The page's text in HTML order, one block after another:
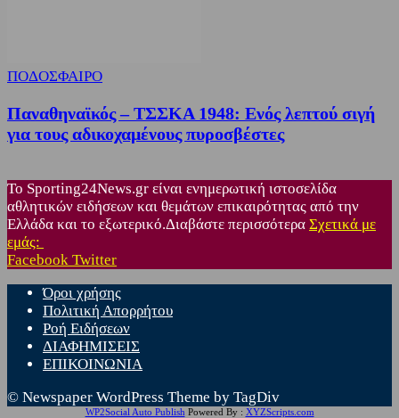
ΠΟΔΟΣΦΑΙΡΟ
Παναθηναϊκός – ΤΣΣΚΑ 1948: Ενός λεπτού σιγή
για τους αδικοχαμένους πυροσβέστες
Το Sporting24News.gr είναι ενημερωτική ιστοσελίδα
αθλητικών ειδήσεων και θεμάτων επικαιρότητας από την
Ελλάδα και το εξωτερικό.Διαβάστε περισσότερα Σχετικά με
εμάς:
Facebook Twitter
Όροι χρήσης
Πολιτική Απορρήτου
Ροή Ειδήσεων
ΔΙΑΦΗΜΙΣΕΙΣ
ΕΠΙΚΟΙΝΩΝΙΑ
© Newspaper WordPress Theme by TagDiv
WP2Social Auto Publish Powered By : XYZScripts.com